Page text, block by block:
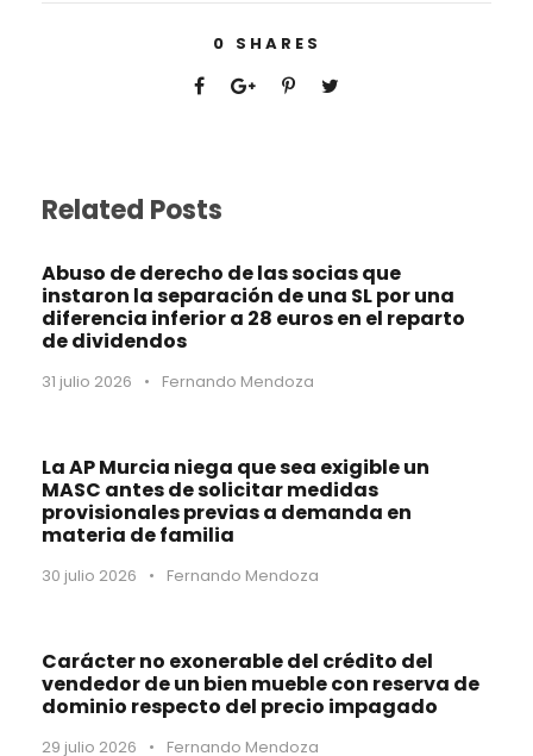
0 SHARES
Related Posts
Abuso de derecho de las socias que
instaron la separación de una SL por una
diferencia inferior a 28 euros en el reparto
de dividendos
31 julio 2026 • Fernando Mendoza
La AP Murcia niega que sea exigible un
MASC antes de solicitar medidas
provisionales previas a demanda en
materia de familia
30 julio 2026 • Fernando Mendoza
Carácter no exonerable del crédito del
vendedor de un bien mueble con reserva de
dominio respecto del precio impagado
29 julio 2026 • Fernando Mendoza